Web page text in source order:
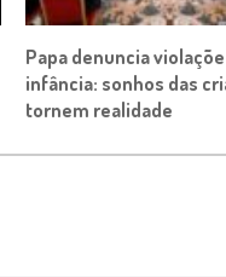
Papa denuncia
infância: sonhos das
tornem realidade